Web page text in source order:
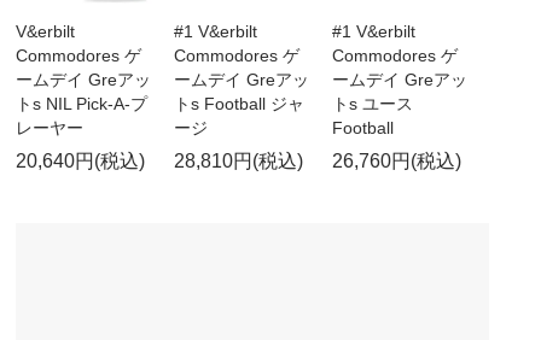
V&erbilt
Commodores ゲ
ームデイ Greアッ
トs NIL Pick-A-プ
レーヤー
20,640円(税込)
#1 V&erbilt
Commodores ゲ
ームデイ Greアッ
トs Football ジャ
ージ
28,810円(税込)
#1 V&erbilt
Commodores ゲ
ームデイ Greアッ
トs ユース
Football
26,760円(税込)